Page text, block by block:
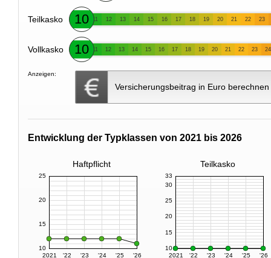
Teilkasko 10 11 12 13 14 15 16 17 18 19 20 21 22 23
Vollkasko 10 11 12 13 14 15 16 17 18 19 20 21 22 23 24
Anzeigen:
Versicherungsbeitrag in Euro berechnen
Entwicklung der Typklassen von 2021 bis 2026
Haftpflicht Teilkasko
2021 '22 '23 '24 '25 '26
10
15
20
25
2021 '22 '23 '24 '25 '26
10
15
20
25
30
33